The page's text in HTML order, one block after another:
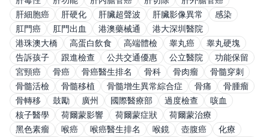
肝細胞癌
肝硬化 肝臟超聲波 肝臟影像異常
感染
肛門癌
肛門出血 港澳藥械通
港大深圳醫院
港珠澳大橋
高蛋白飲食 高端體檢 睾丸癌
睾丸硬塊
告訴孩子
跟進檢查 公共交通優惠 公立醫院
功能保留
宮頸癌
骨癌 骨癌醫生排名 骨科 骨肉瘤
骨髓穿刺
骨髓活檢
骨髓移植 骨髓增生異常綜合症 骨痛
骨腫瘤
骨轉移
鼓勵 廣州 國際醫療部 過度檢查
咳血
核子醫學
荷爾蒙影響 荷爾蒙症狀
荷爾蒙治療
黑色素瘤
喉癌 喉癌醫生排名 喉鏡 壺腹癌
化療